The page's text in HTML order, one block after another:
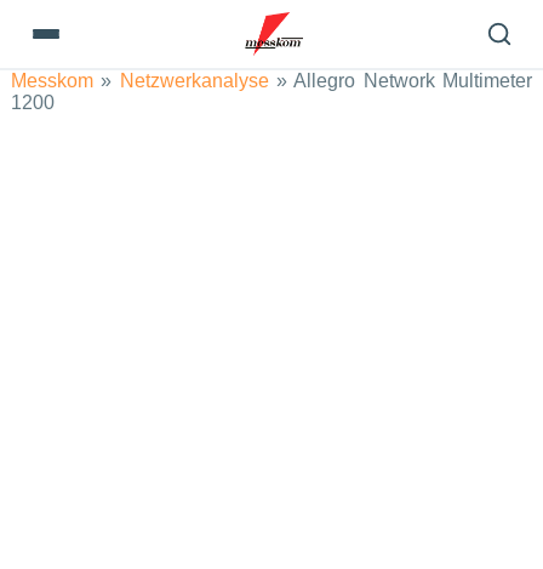
Messkom » Netzwerkanalyse»Allegro Network Multimeter
1200